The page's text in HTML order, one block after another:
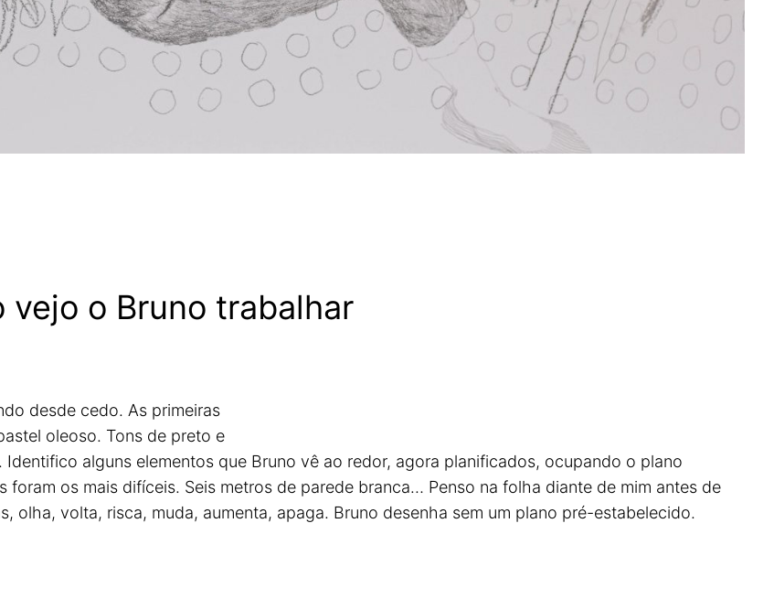
o Bruno trabalhar
desde cedo. As primeiras
oleoso. Tons de preto e
alguns elementos que Bruno vê ao redor, agora planificados, ocupando o plano
os mais difíceis. Seis metros de parede branca… Penso na folha diante de mim antes de
olha, volta, risca, muda, aumenta, apaga. Bruno desenha sem um plano pré-estabelecido.